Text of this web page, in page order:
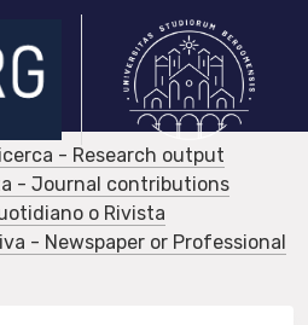
- Research output
- Journal contributions
o Rivista
- Newspaper or Professional